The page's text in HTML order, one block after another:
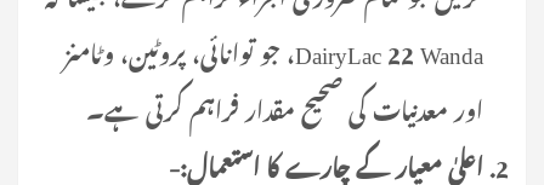
DairyLac 22 Wanda، جو توانائی، پروٹین، وٹامنز
اور معدنیات کی صحیح مقدار فراہم کرتی ہے۔
اعلیٰ معیار کے چارے کا استعمال:-